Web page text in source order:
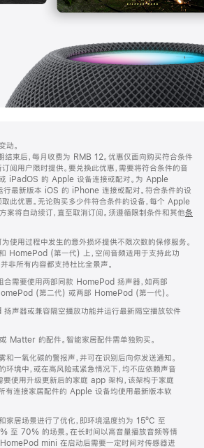
动。
结束后，每月收费为 RMB 12。优惠仅面向购买符合条件
用户限时提供。要兑换此优惠，需要将符合条件的音
iPadOS 的 Apple 设备连接或配对。为 Apple
行最新版本 iOS 的 iPhone 连接或配对。符合条件的设
此优惠。无论购买多少件符合条件的设备，每个 Apple
案将自动续订，直至取消订阅。须遵循限制条件和其他条
用过程中发生的意外损坏提供不限次数的保修服务。
HomePod (第一代) 上，空间音频适用于支持此功
非所有内容都支持杜比全景声。
需要使用两部同款 HomePod 扬声器，如两部
(第二代) 或两部 HomePod (第一代)。
声器或兼容隔空播放功能并运行最新隔空播放软件
Matter 的配件。智能家居配件需单独购买。
和一氧化碳的警报声，并可在识别后向你发送通知。
环境中，或在高风险或紧急情况下，均不应依赖声音
要使用升级更新后的家庭 app 架构，该架构于家庭
有连接家居配件的 Apple 设备均使用最新版本软
家居场景进行了优化，即环境温度约为 15ºC 至
至 70% 的场景。在长时间以高音量播放音频等情
HomePod mini 在启动后需要一定时间对传感器进